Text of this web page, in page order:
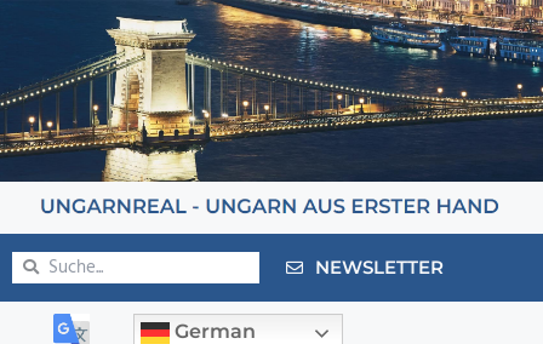
NEWSLETTER
German